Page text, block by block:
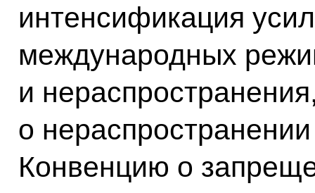
интенсификация
международных
и
о
Конвенцию о